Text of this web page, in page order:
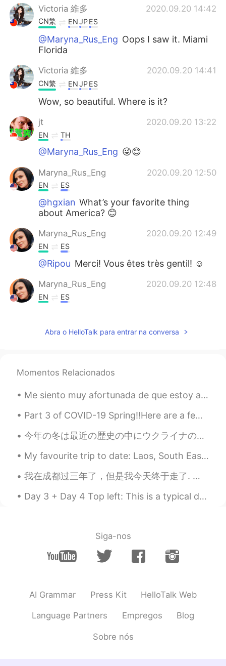
Victoria 維多 2020.09.20 14:42
CN繁 ENJPES
@Maryna_Rus_Eng Oops I saw it. Miami
Florida
Victoria 維多 2020.09.20 14:41
CN繁 ENJPES
Wow, so beautiful. Where is it?
jt 2020.09.20 13:22
EN TH
@Maryna_Rus_Eng 😜😊
Maryna_Rus_Eng 2020.09.20 12:50
EN ES
@hgxian What’s your favorite thing
about America? 😊
Maryna_Rus_Eng 2020.09.20 12:49
EN ES
@Ripou Merci! Vous êtes très gentil! ☺️
Maryna_Rus_Eng 2020.09.20 12:48
EN ES
hgxian 2020.06.15 11:52
FR EN
Vos photos sont très belles
jt 2020.05.31 02:29
CN粤 EN
EN
Maryna_Rus_Eng 2020.04.30 18:11
@Emrullah Çetin @kaian @Oksana
Abra o HelloTalk para entrar na conversa
Momentos Relacionados
Me siento muy afortunada de que estoy aprendiendo español porque las personas que ya hablan españ...
Part 3 of COVID-19 Spring‼️Here are a few more English Questions😊‼️ ♦️What fo you do when you ge...
今年の冬は最近の歴史の中にウクライナの一番暖かい。両親による、毎日の温度は6度ぐらいで、雪がないの冬です。ウクライナ人にとって本当に不思議な感じです、バルセロナみたい。。 笑😯 私の携帯で冬の古...
My favourite trip to date: Laos, South East Asia - July 2017 🇱🇦 💭Where is your favourite travel ...
我在成都过三年了，但是我今天终于走了. 我会想友好的同事，很棒的学生，最好的朋友们..可是我很期待回英国看家人 🇬🇧 He vivido en China por tres años, per...
Day 3 + Day 4 Top left: This is a typical drink South Asians drink during Ramadan. We mix it wit...
Siga-nos
AI Grammar Press Kit HelloTalk Web
Language Partners Empregos Blog
Sobre nós